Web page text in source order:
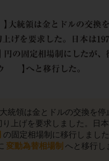
大統領は金とドルの交換を停
上げを要求しました。日
の固定相場制に移行しまし
変動為替相場制 へと移行し